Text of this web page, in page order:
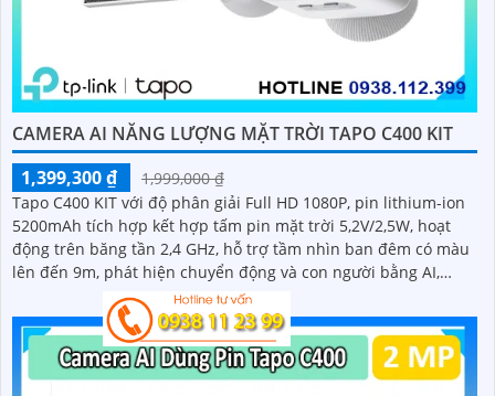
CAMERA AI NĂNG LƯỢNG MẶT TRỜI TAPO C400 KIT
1,399,300 ₫
1,999,000 ₫
Tapo C400 KIT với độ phân giải Full HD 1080P, pin lithium-ion
5200mAh tích hợp kết hợp tấm pin mặt trời 5,2V/2,5W, hoạt
động trên băng tần 2,4 GHz, hỗ trợ tầm nhìn ban đêm có màu
lên đến 9m, phát hiện chuyển động và con người bằng AI,
đồng thời lưu trữ dữ liệu qua thẻ microSD lên đến 512GB